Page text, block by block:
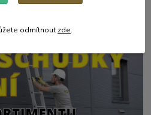
našeho blogu
odmítnout zde.